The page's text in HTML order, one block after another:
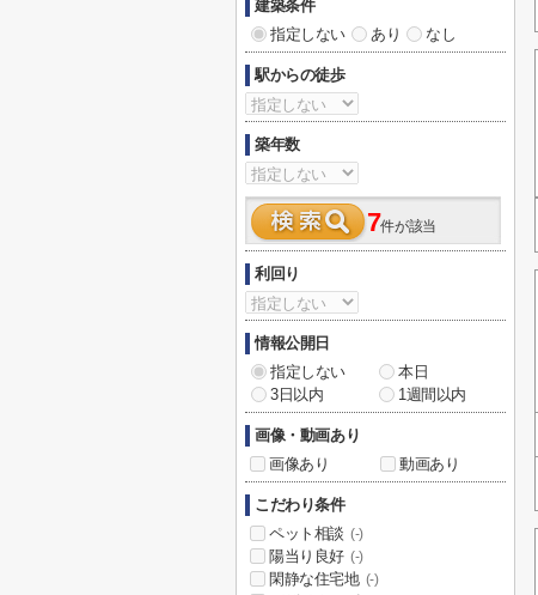
建築条件
指定しない
あり なし
駅からの徒歩
築年数
7件が該当
利回り
情報公開日
指定しない
本日
3日以内
1週間以内
画像・動画あり
画像あり
動画あり
こだわり条件
ペット相談 (-)
陽当り良好 (-)
閑静な住宅地 (-)